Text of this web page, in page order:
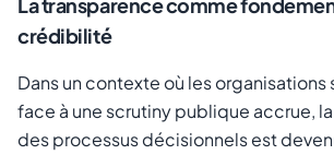
La transparence comme
crédibilité
Dans un contexte où les
face à une scrutiny publique accrue,
des processus décisionnels est